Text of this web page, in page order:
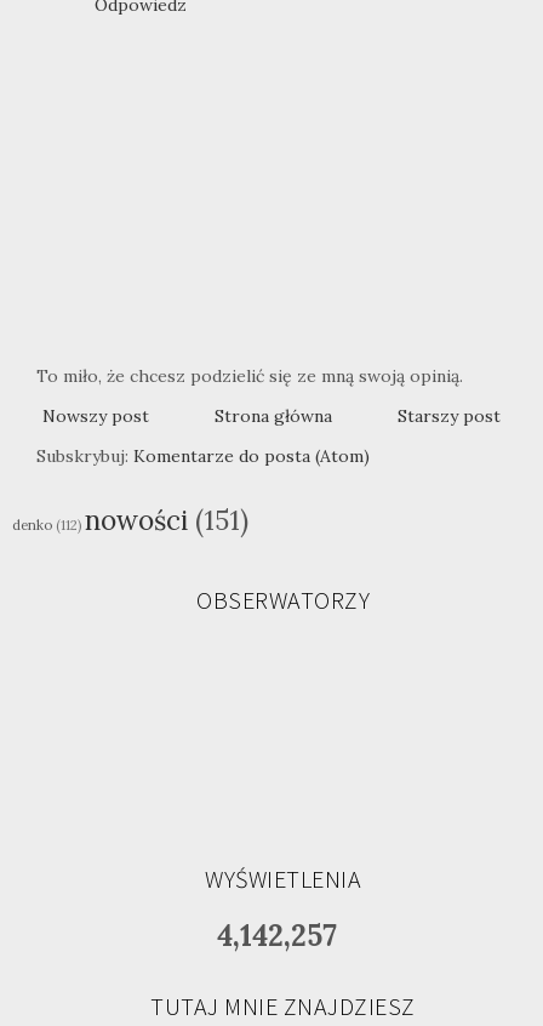
Odpowiedz
To miło, że chcesz podzielić się ze mną swoją opinią.
Nowszy post
Starszy post
Strona główna
Subskrybuj: Komentarze do posta (Atom)
denko (112) nowości (151)
OBSERWATORZY
WYŚWIETLENIA
4,142,257
TUTAJ MNIE ZNAJDZIESZ